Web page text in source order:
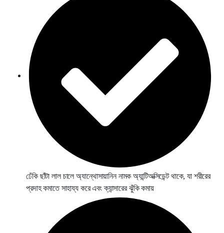
ঢেঁকি ছাঁটা লাল চালে অ্যান্থোসায়ানিন নামক অ্যান্টিঅক্সিডেন্ট থাকে, যা শরীরের
প্রদাহ কমাতে সাহায্য করে এবং ক্যান্সারের ঝুঁকি কমায়